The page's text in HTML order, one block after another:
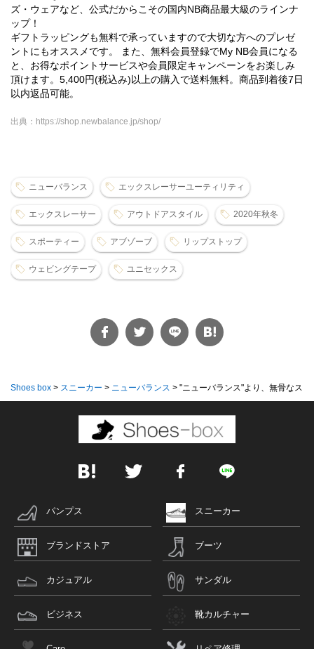
ズ・ウェアなど、公式だからこその国内NB商品最大級のラインナ
ップ！
ギフトラッピングも無料で承っていますので大切な方へのプレゼ
ントにもオススメです。 また、無料会員登録でMy NB会員になる
と、お得なポイントサービスや会員限定キャンペーンをお楽しみ
頂けます。5,400円(税込み)以上の購入で送料無料。商品到着後7日
以内返品可能。
出典：https://shop.newbalance.jp/shop/
ニューバランス エックスレーサーユーティリティ
エックスレーサー アウトドアスタイル 2020年秋冬
スポーティー アブゾーブ リップストップ
ウェビングテープ ユニセックス
Shoes box > スニーカー > ニューバランス > "ニューバランス"より、無骨なスタ
パンプス スニーカー
ブランドストア ブーツ
カジュアル サンダル
ビジネス 靴カルチャー